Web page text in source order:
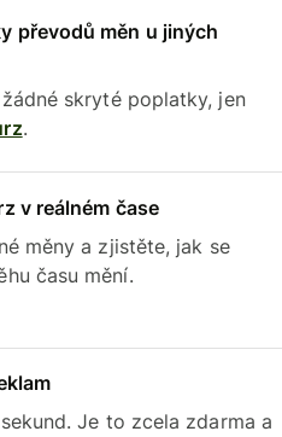
převodů měn u jiných
skryté poplatky, jen
.
v reálném čase
měny a zjistěte, jak se
času mění.
Je to zcela zdarma a